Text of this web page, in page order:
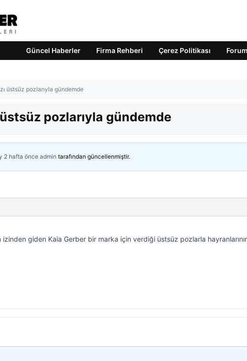
Güncel Haberler Firma Rehberi Çerez Politikası Forum
üstsüz pozlarıyla gündemde
pozlarıyla gündemde
2 hafta önceadmin tarafından güncellenmiştir.
izinden giden Kaia Gerber bir marka için verdiği üstsüz pozlarla